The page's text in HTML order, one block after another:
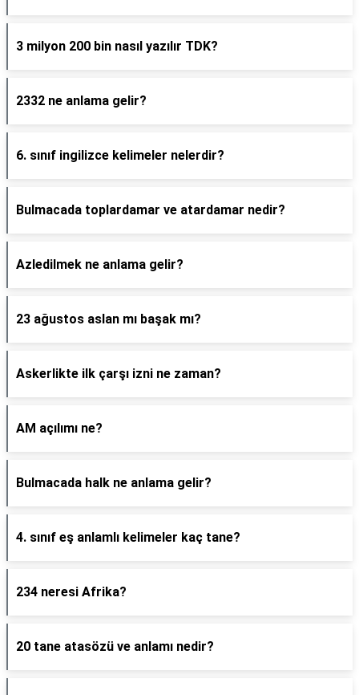
3 milyon 200 bin nasıl yazılır TDK?
2332 ne anlama gelir?
6. sınıf ingilizce kelimeler nelerdir?
Bulmacada toplardamar ve atardamar nedir?
Azledilmek ne anlama gelir?
23 ağustos aslan mı başak mı?
Askerlikte ilk çarşı izni ne zaman?
AM açılımı ne?
Bulmacada halk ne anlama gelir?
4. sınıf eş anlamlı kelimeler kaç tane?
234 neresi Afrika?
20 tane atasözü ve anlamı nedir?